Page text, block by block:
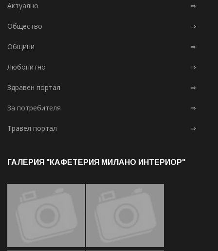
Актуално ⇒
Общество ⇒
Общини ⇒
Любопитно ⇒
Здравен портал ⇒
За потребителя ⇒
Травел портал ⇒
ГАЛЕРИЯ "КАФЕТЕРИЯ МИЛАНО ИНТЕРИОР"